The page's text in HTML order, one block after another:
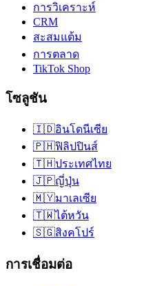
การวิเคราะห์
CRM
สะสมแต้ม
การตลาด
TikTok Shop
โซลูชัน
🇮🇩อินโดนีเซีย
🇵🇭ฟิลิปปินส์
🇹🇭ประเทศไทย
🇯🇵ญี่ปุ่น
🇲🇾มาเลเซีย
🇹🇼ไต้หวัน
🇸🇬สิงคโปร์
การเชื่อมต่อ